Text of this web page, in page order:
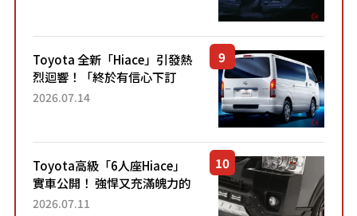
「三...
Toyota 全新「Hiace」引發熱
烈迴響！「終於有信心下訂
了！」「哪個等級交車最
車？...
2026.07.14
Toyota高級「6人座Hiace」
實車公開！ 強悍又充滿魄力的
「全黑設計」搭配特別「豪華
2026.07.11